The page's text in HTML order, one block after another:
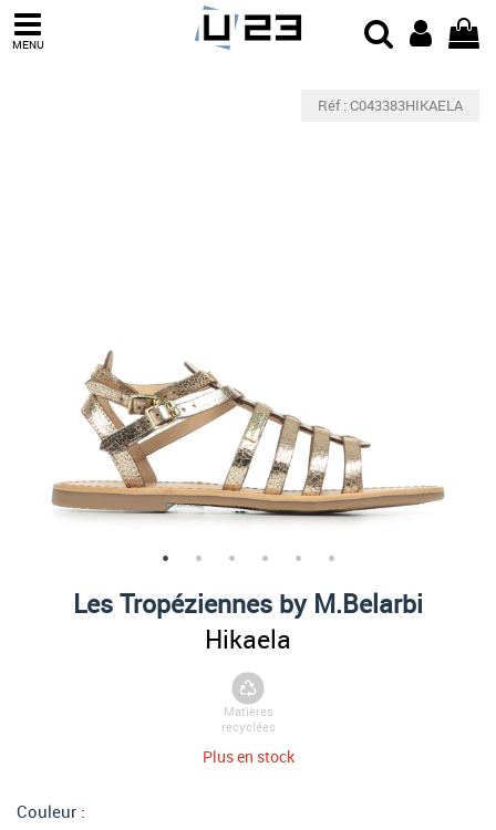
MENU
Réf : C043383HIKAELA
Les Tropéziennes by M.Belarbi
Hikaela
Matières
recyclées
Plus en stock
Couleur :